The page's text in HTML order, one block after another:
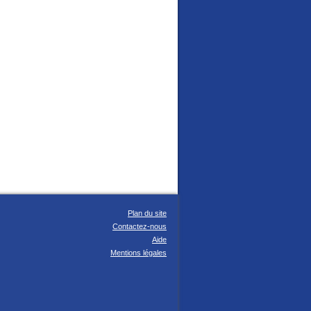
Plan du site
Contactez-nous
Aide
Mentions légales